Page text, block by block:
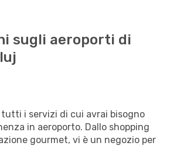
sugli aeroporti di
i servizi di cui avrai bisogno
in aeroporto. Dallo shopping
gourmet, vi è un negozio per